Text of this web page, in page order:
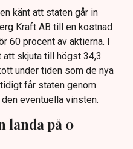
känt att staten går in
Kraft AB till en kostnad
60 procent av aktierna. I
att skjuta till högst 34,3
under tiden som de nya
får staten genom
eventuella vinsten.
landa på 0